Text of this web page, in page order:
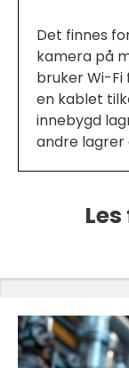
Det finnes
kamera på
bruker Wi-
en kablet
innebygd
andre lagrer